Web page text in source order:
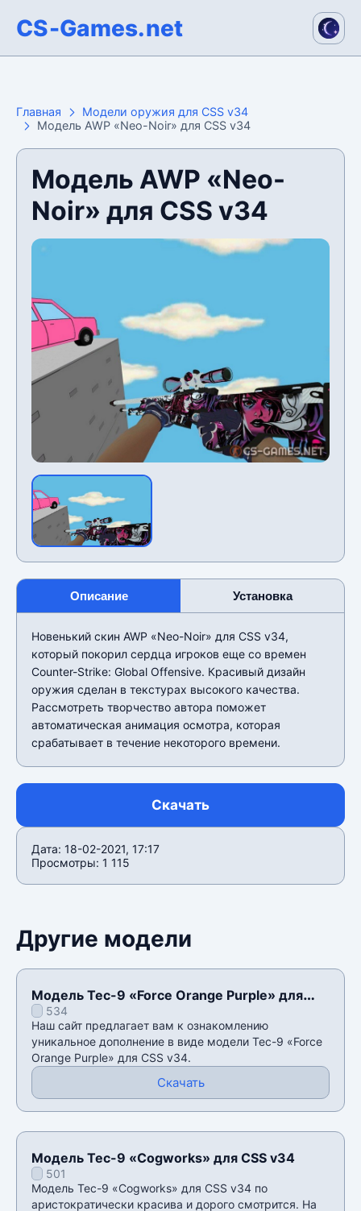
CS-Games.net
Главная
Модели оружия для CSS v34
Модель AWP «Neo-Noir» для CSS v34
Модель AWP «Neo-
Noir» для CSS v34
Описание Установка
Новенький скин AWP «Neo-Noir» для CSS v34,
который покорил сердца игроков еще со времен
Counter-Strike: Global Offensive. Красивый дизайн
оружия сделан в текстурах высокого качества.
Рассмотреть творчество автора поможет
автоматическая анимация осмотра, которая
срабатывает в течение некоторого времени.
Скачать
Дата: 18-02-2021, 17:17
Просмотры: 1 115
Другие модели
Модель Tec-9 «Force Orange Purple» для
CSS v34
534
Наш сайт предлагает вам к ознакомлению
уникальное дополнение в виде модели Tec-9 «Force
Orange Purple» для CSS v34.
Скачать
Модель Tec-9 «Cogworks» для CSS v34
501
Модель Tec-9 «Cogworks» для CSS v34 по
аристократически красива и дорого смотрится. На